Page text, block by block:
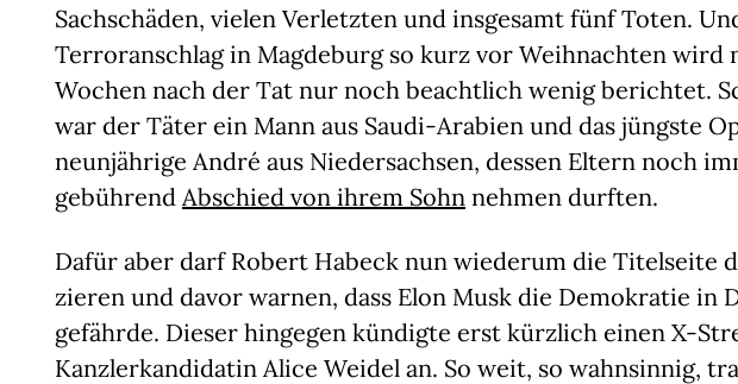
Sachschäden, vielen Verletzten und insgesamt fünf Toten.
Terroranschlag in Magdeburg so kurz vor Weihnachten wird
Wochen nach der Tat nur noch beachtlich wenig berichtet.
war der Täter ein Mann aus Saudi-Arabien und das jüngste
neunjährige André aus Niedersachsen, dessen Eltern noch
gebührend Abschied von ihrem Sohn nehmen durften.
Dafür aber darf Robert Habeck nun wiederum die Titelseite
zieren und davor warnen, dass Elon Musk die Demokratie in
gefährde. Dieser hingegen kündigte erst kürzlich einen X-
Kanzlerkandidatin Alice Weidel an. So weit, so wahnsinnig,